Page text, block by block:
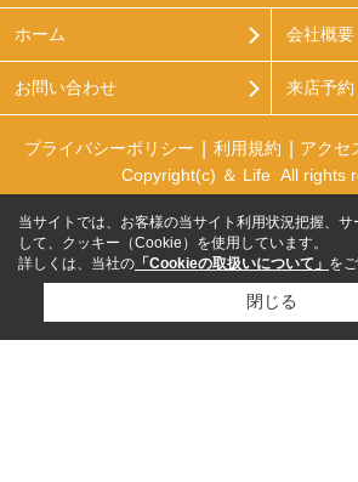
ホーム 会社概要
お問い合わせ 来店予約
プライバシーポリシー 利用規約 アクセ
Copyright(c) ＆ Life All rights
当サイトでは、お客様の当サイト利用状況把握、サ
して、クッキー（Cookie）を使用しています。
詳しくは、当社の 「Cookieの取扱いについて」 を
閉じる